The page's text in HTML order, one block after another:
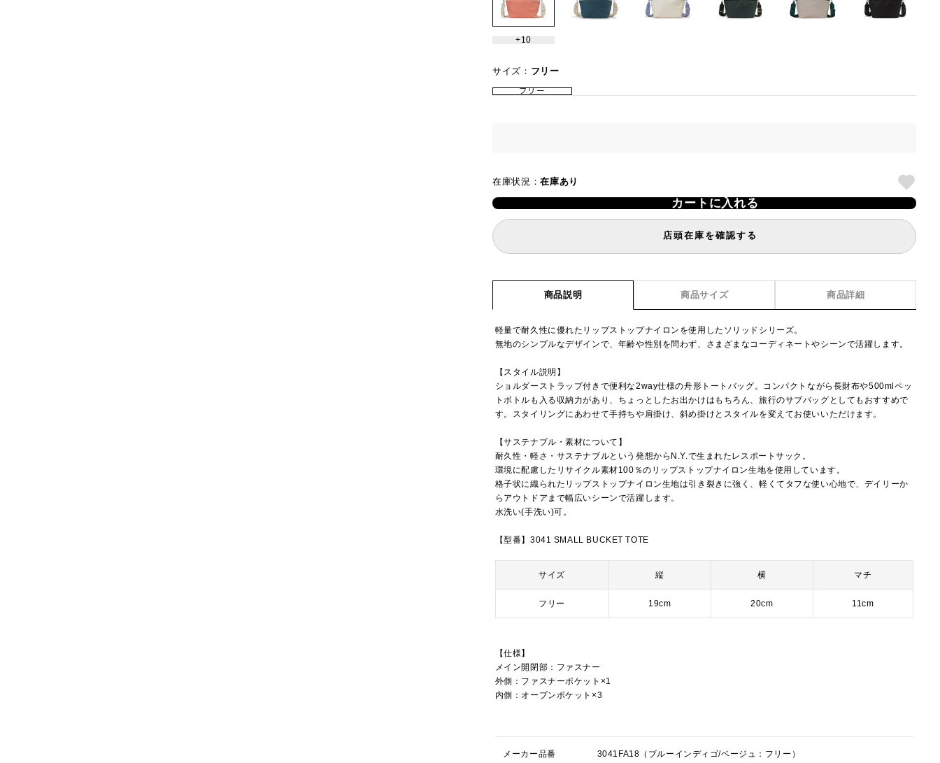
10
サイズ： フリー
フリー
在庫状況：在庫あり
カートに入れる
店頭在庫を確認する
商品説明 商品サイズ 商品詳細
軽量で耐久性に優れたリップストップナイロンを使用したソリッドシリーズ。
無地のシンプルなデザインで、年齢や性別を問わず、さまざまなコーディネートやシーンで活躍します。
【スタイル説明】
ショルダーストラップ付きで便利な2way仕様の舟形トートバッグ。コンパクトながら長財布や500mlペッ
トボトルも入る収納力があり、ちょっとしたお出かけはもちろん、旅行のサブバッグとしてもおすすめで
す。スタイリングにあわせて手持ちや肩掛け、斜め掛けとスタイルを変えてお使いいただけます。
【サステナブル・素材について】
耐久性・軽さ・サステナブルという発想からN.Y.で生まれたレスポートサック。
環境に配慮したリサイクル素材100％のリップストップナイロン生地を使用しています。
格子状に織られたリップストップナイロン生地は引き裂きに強く、軽くてタフな使い心地で、デイリーか
らアウトドアまで幅広いシーンで活躍します。
水洗い(手洗い)可。
【型番】3041 SMALL BUCKET TOTE
サイズ 縦 横 マチ
フリー 19cm 20cm 11cm
【仕様】
メイン開閉部：ファスナー
外側：ファスナーポケット×1
内側：オープンポケット×3
メーカー品番
3041FA18（ブルーインディゴ/ベージュ：フリー）